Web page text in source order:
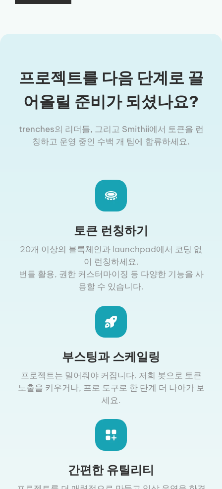
프로젝트를 다음 단계로 끌
어올릴 준비가 되셨나요?
trenches의 리더들, 그리고 Smithii에서 토큰을 런
칭하고 운영 중인 수백 개 팀에 합류하세요.
토큰 런칭하기
20개 이상의 블록체인과 launchpad에서 코딩 없
이 런칭하세요.
번들 활용, 권한 커스터마이징 등 다양한 기능을 사
용할 수 있습니다.
부스팅과 스케일링
프로젝트는 밀어줘야 커집니다. 저희 봇으로 토큰
노출을 키우거나, 프로 도구로 한 단계 더 나아가 보
세요.
간편한 유틸리티